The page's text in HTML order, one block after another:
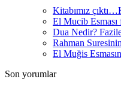
Kitabımız
El Mucib Esması
Dua Nedir?
Rahman
El Muğis
Son yorumlar